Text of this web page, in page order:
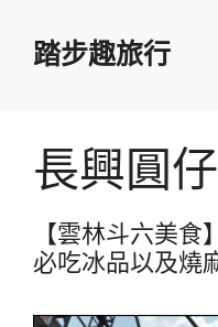
踏步趣旅行
長興圓
【雲林斗六美
必吃冰品以及燒